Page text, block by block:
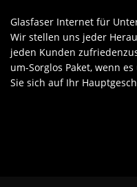
Glasfaser Internet für
Wir stellen uns jeder
jeden Kunden
um-Sorglos Paket, wenn
Sie sich auf Ihr